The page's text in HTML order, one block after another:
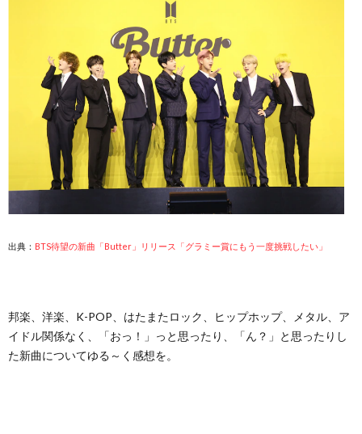
出典： BTS待望の新曲「Butter」リリース「グラミー賞にもう一度挑戦したい」
邦楽、洋楽、K-POP、はたまたロック、ヒップホップ、メタル、ア
イドル関係なく、「おっ！」っと思ったり、「ん？」と思ったりし
た新曲についてゆる～く感想を。